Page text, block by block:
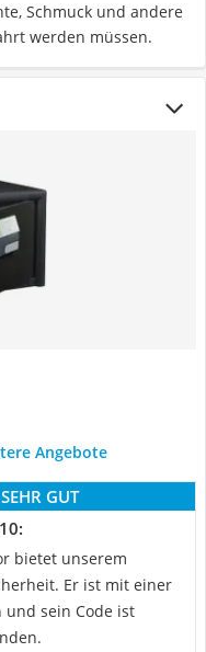
Schmuck und andere
werden müssen.
Angebote
SEHR GUT
bietet unserem
Er ist mit einer
und sein Code ist